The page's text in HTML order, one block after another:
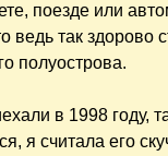
поезде или
ведь так здорово
полуострова.
в 1998 году,
я считала его